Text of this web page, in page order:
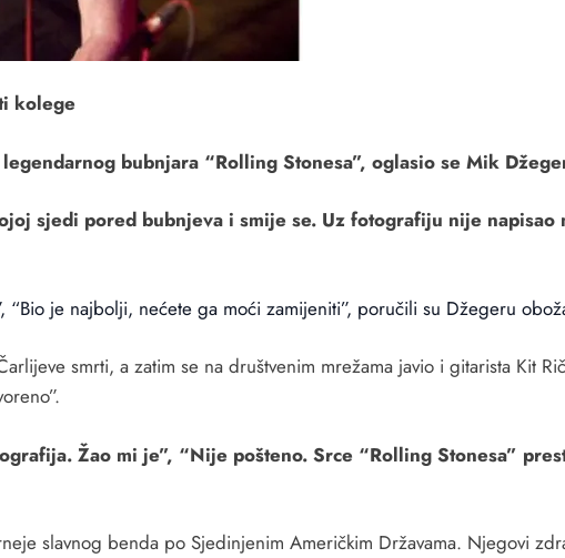
kolege
bubnjara “Rolling Stonesa”, oglasio se Mik
sjedi pored bubnjeva i smije se. Uz fotografiju nije napisao
“Bio je najbolji, nećete ga moći zamijeniti”, poručili su Džegeru
smrti, a zatim se na društvenim mrežama javio i gitarista Kit
Žao mi je”, “Nije pošteno. Srce “Rolling Stonesa”
slavnog benda po Sjedinjenim Američkim Državama. Njegovi